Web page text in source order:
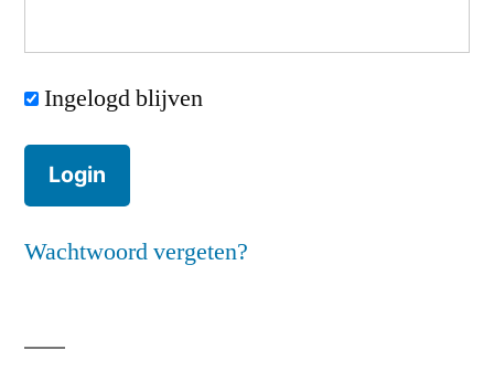
Ingelogd blijven
Wachtwoord vergeten?